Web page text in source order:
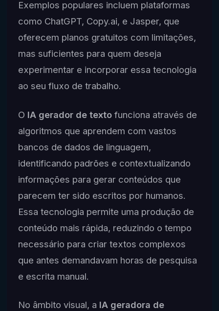
Exemplos populares incluem plataformas
como ChatGPT, Copy.ai, e Jasper, que
oferecem planos gratuitos com limitações,
mas suficientes para quem deseja
experimentar e incorporar essa tecnologia
ao seu fluxo de trabalho.
O IA gerador de textofunciona através de
algoritmos que aprendem com vastos
bancos de dados de linguagem,
identificando padrões e contextualizando
informações para gerar conteúdos que
parecem ter sido escritos por humanos.
Essa tecnologia permite uma produção de
conteúdo mais rápida, reduzindo o tempo
necessário para criar textos complexos
que antes demandavam horas de pesquisa
e escrita manual.
No âmbito visual, a IA geradora de